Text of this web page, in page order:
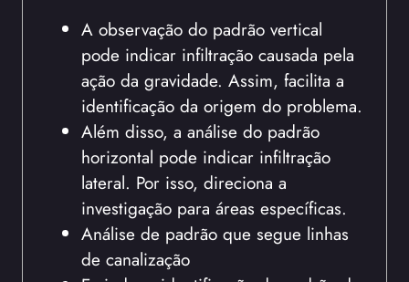
A observação do padrão vertical
pode indicar infiltração causada pela
ação da gravidade. Assim, facilita a
identificação da origem do problema.
Além disso, a análise do padrão
horizontal pode indicar infiltração
lateral. Por isso, direciona a
investigação para áreas específicas.
Análise de padrão que segue linhas
de canalização